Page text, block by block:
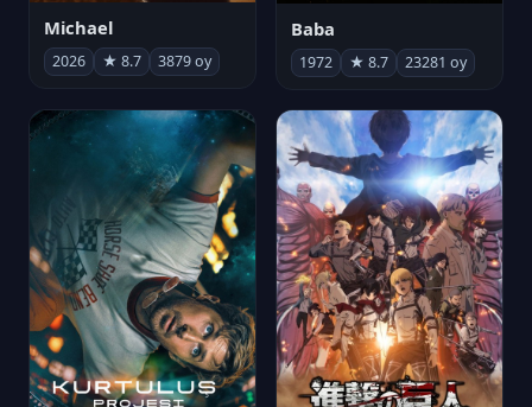
Michael
2026 ★ 8.7 3879 oy
Baba
1972 ★ 8.7 23281 oy